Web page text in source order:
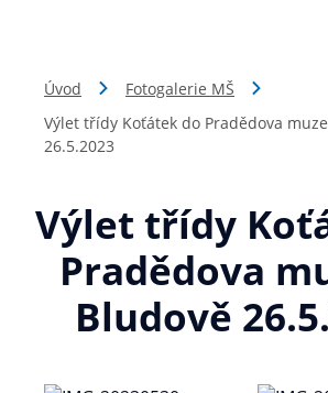
Úvod
Fotogalerie MŠ
Výlet třídy Koťátek do Pradědova
26.5.2023
Výlet třídy
Pradědova
Bludově